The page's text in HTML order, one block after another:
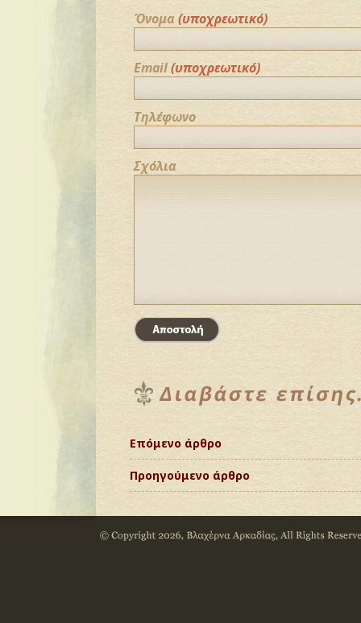
Όνομα (υποχρεωτικό)
Email(υποχρεωτικό)
Τηλέφωνο
Σχόλια
Επόμενο άρθρο
Προηγούμενο άρθρο